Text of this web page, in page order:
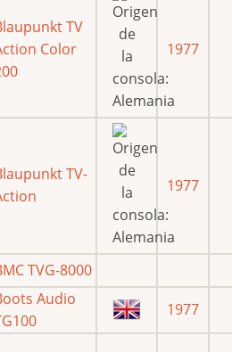
TV
Color
1977
TV-
1977
TVG-8000
Audio
1977